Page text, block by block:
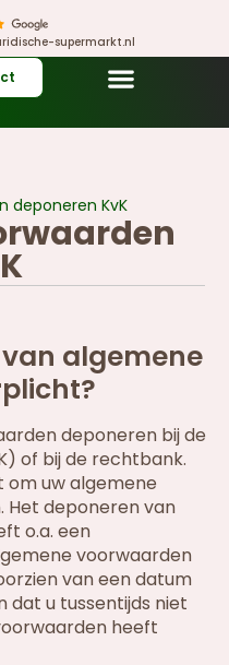
supermarkt.nl
deponeren KvK
algemene
deponeren bij de
of bij de rechtbank.
om uw algemene
Het deponeren van
o.a. een
voorwaarden
van een datum
dat u tussentijds niet
heeft